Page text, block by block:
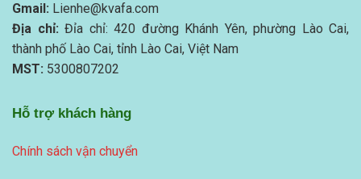
Gmail: Lienhe@kvafa.com
Địa chỉ: Đỉa chỉ: 420 đường Khánh Yên, phường Lào Cai,
thành phố Lào Cai, tỉnh Lào Cai, Việt Nam
MST: 5300807202
Hỗ trợ khách hàng
Chính sách vận chuyển